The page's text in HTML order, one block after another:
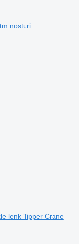
nosturi
lenk Tipper Crane